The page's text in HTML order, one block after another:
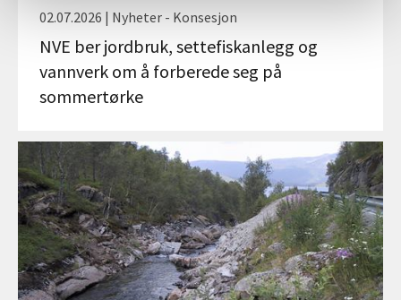
02.07.2026 | Nyheter - Konsesjon
NVE ber jordbruk, settefiskanlegg og
vannverk om å forberede seg på
sommertørke